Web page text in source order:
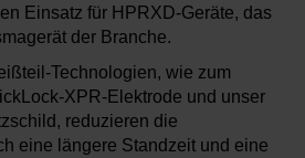
Einsatz für HPRXD-Geräte, das
der Branche.
Technologien, wie zum
XPR-Elektrode und unser
reduzieren die
eine längere Standzeit und eine